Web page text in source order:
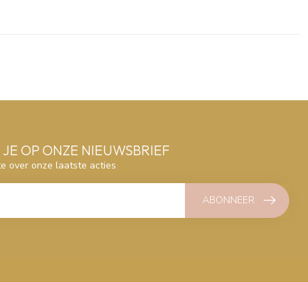
OP ONZE NIEUWSBRIEF
over onze laatste acties
ABONNEER